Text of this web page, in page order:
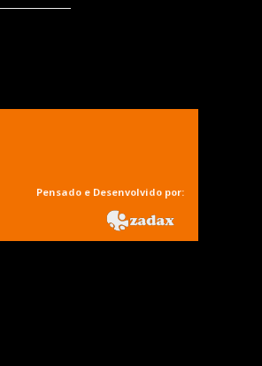
Pensado e Desenvolvido por: